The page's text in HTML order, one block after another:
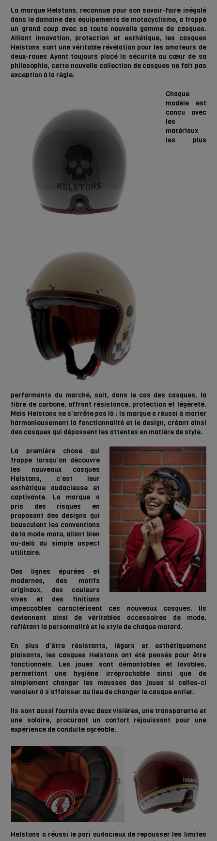
La marque Helstons, reconnue pour son savoir-faire inégalé
dans le domaine des équipements de motocyclisme, a frappé
un grand coup avec sa toute nouvelle gamme de casques.
Alliant innovation, protection et esthétique, les casques
Helstons sont une véritable révélation pour les amateurs de
deux-roues Ayant toujours placé la sécurité au cœur de sa
philosophie, cette nouvelle collection de casques ne fait pas
exception à la règle.
Chaque
modèle est
conçu avec
les
matériaux
les plus
performants du marché, soit, dans le cas des casques, la
fibre de carbone, offrant résistance, protection et légèreté.
Mais Helstons ne s’arrête pas là : la marque a réussi à marier
harmonieusement la fonctionnalité et le design, créant ainsi
des casques qui dépassent les attentes en matière de style.
La première chose qui
frappe lorsqu’on découvre
les nouveaux casques
Helstons, c’est leur
esthétique audacieuse et
captivante. La marque a
pris des risques en
proposant des designs qui
bousculent les conventions
de la mode moto, allant bien
au-delà du simple aspect
utilitaire.
Des lignes épurées et
modernes, des motifs
originaux, des couleurs
vives et des finitions
impeccables caractérisent ces nouveaux casques. Ils
deviennent ainsi de véritables accessoires de mode,
reflétant la personnalité et le style de chaque motard.
En plus d’être résistants, légers et esthétiquement
plaisants, les casques Helstons ont été pensés pour être
fonctionnels. Les joues sont démontables et lavables,
permettant une hygiène irréprochable ainsi que de
simplement changer les mousses des joues si celles-ci
venaient à s’affaisser au lieu de changer le casque entier.
Ils sont aussi fournis avec deux visières, une transparente et
une solaire, procurant un confort réjouissant pour une
expérience de conduite agréable.
Helstons a réussi le pari audacieux de repousser les limites